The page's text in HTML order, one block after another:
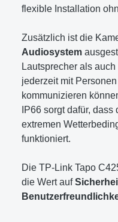
flexible Installation
Zusätzlich ist die
Audiosystem
Lautsprecher als
jederzeit mit
kommunizieren
IP66 sorgt dafür,
extremen
funktioniert.
Die TP-Link Tapo
die Wert auf